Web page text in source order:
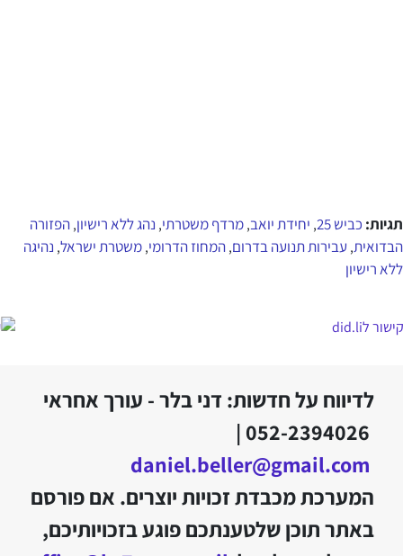
תגיות: כביש 25 , יחידת יואב,מרדף משטרתי, נהג ללא רישיון,הפזורה
הבדואית, עבירות תנועה בדרום,המחוז הדרומי,משטרת ישראל, נהיגה
ללא רישיון
לדיווח על חדשות: דני בלר - עורך אחראי
052-2394026 |
daniel.beller@gmail.com
המערכת מכבדת זכויות יוצרים. אם פורסם
באתר תוכן שלטענתכם פוגע בזכויותיכם,